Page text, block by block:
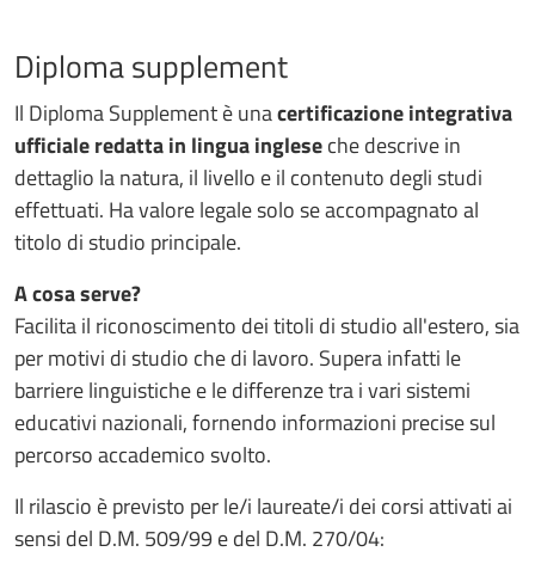
Diploma supplement
Il Diploma Supplement è unacertificazione integrativa
ufficiale redatta in lingua ingleseche descrive in
dettaglio la natura, il livello e il contenuto degli studi
effettuati. Ha valore legale solo se accompagnato al
titolo di studio principale.
A cosa serve?
Facilita il riconoscimento dei titoli di studio all'estero, sia
per motivi di studio che di lavoro. Supera infatti le
barriere linguistiche e le differenze tra i vari sistemi
educativi nazionali, fornendo informazioni precise sul
percorso accademico svolto.
Il rilascio è previsto per le/i laureate/i dei corsi attivati ai
sensi del D.M. 509/99 e del D.M. 270/04: